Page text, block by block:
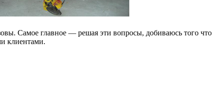
Самое главное — решая эти вопросы, добиваюсь того что
клиентами.